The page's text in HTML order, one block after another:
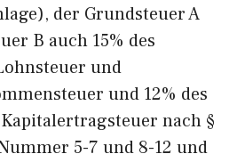
der Grundsteuer A
B auch 15% des
und
und 12% des
nach §
5-7 und 8-12 und